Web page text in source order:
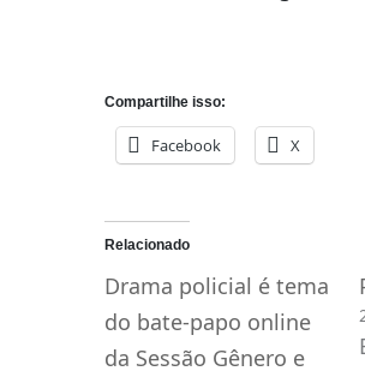
Compartilhe isso:
Facebook X
Relacionado
Drama policial é tema
do bate-papo online
da Sessão Gênero e